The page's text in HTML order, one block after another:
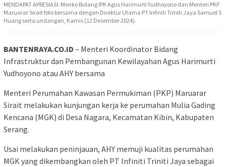
MENDAPAT APRESIASI: Menko Bidang IPK Agus Harimurti Yudhoyono dan Menteri PKP
Maruarar Sirait foto bersama dengan Direktur Utama PT Infiniti Triniti Jaya Samuel S
Huang serta undangan, Kamis (12 Desember 2024).
BANTENRAYA.CO.ID – Menteri Koordinator Bidang
Infrastruktur dan Pembangunan Kewilayahan Agus Harimurti
Yudhoyono atau AHY bersama
Menteri Perumahan Kawasan Permukiman (PKP) Maruarar
Sirait melakukan kunjungan kerja ke perumahan Mulia Gading
Kencana (MGK) di Desa Nagara, Kecamatan Kibin, Kabupaten
Serang.
Usai melakukan peninjauan, AHY memuji kualitas perumahan
MGK yang dikembangkan oleh PT Infiniti Triniti Jaya sebagai